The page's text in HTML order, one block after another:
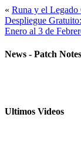
« Runa y el Legado
Despliegue
Enero al 3 de
News - Patch Notes
Ultimos Videos